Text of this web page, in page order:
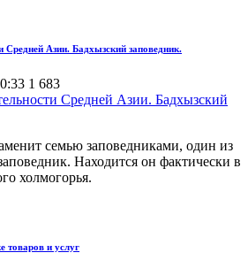
Средней Азии. Бадхызский заповедник.
1 683
семью заповедниками, один из
Находится он фактически в
холмогорья.
товаров и услуг